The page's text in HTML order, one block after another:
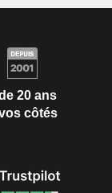
20 ans
côtés